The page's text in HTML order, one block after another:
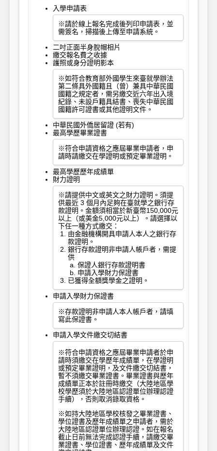
入學申請表
※請於線上報名完成後列印申請表，並
需簽名，掃描後上傳至申請系統。
二吋正面半身脫帽相片
繳交報名費之收據
護照或身分證明影本
※如符合教育部外國學生來臺就學辦法
第二條具外國籍且（曾）兼具中華民國
國籍之規定者，需另繳交近六年出入境
紀錄、未設戶籍具結書、喪失中華民國
國籍許可證書或其他證明文件。
中華民國外僑居留證 (若有)
最高學歷畢業證書
※符合申請資格之應屆畢業申請者，申
請時請繳交在學證明或預定畢業證明。
最高學歷歷年成績單
財力證明
※請提供中文或英文之財力證明。須提
供最近 3 個月內足夠在臺就學之銀行存
款證明。金額須相當於新臺幣150,000元
以上（或美金5,000元以上）。請選擇以
下任一種方式繳交：
由金融機構開具申請人本人之銀行存
款證明。
銀行存款證明非申請人帳戶者，需提
供
保證人銀行存款證明書
申請入學財力保證書
已獲得全額獎學金之證明。
申請入學財力保證書
※存款證明非申請人本人帳戶者，請填
寫此保證書。
申請入學文件繳交切結書
※符合申請資格之應屆畢業申請者於申
請時須繳交在學歷年成績單，在學證明
或預定畢業證明，及文件繳交切結書，
暫不須繳交畢業證書。畢業證書與歷年
成績單正本於註冊時繳交（大陸地區學
校學歷須於大陸地區認證單位辦理認證
手續），否則取消錄取資格。
※如持大陸地區學校核發之畢業證書、
學位證書及歷年成績單之申請者，需於
大陸地區認證單位辦理認證。如在報名
截止日前無法完成認證手續，請繳交畢
業證書、學位證書、歷年成績單及文件